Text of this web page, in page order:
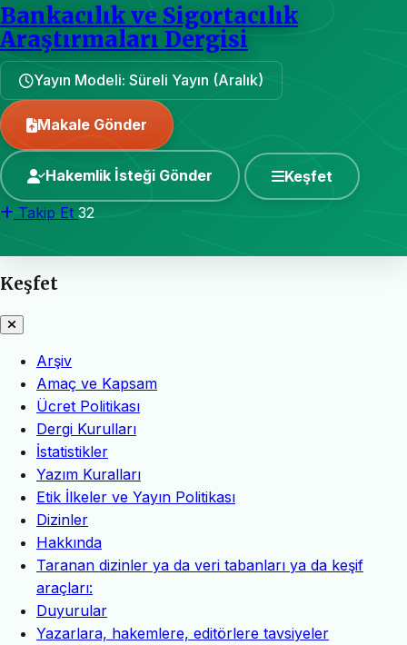
Bankacılık ve Sigortacılık
Araştırmaları Dergisi
Yayın Modeli: Süreli Yayın (Aralık)
Makale Gönder
Hakemlik İsteği Gönder Keşfet
Takip Et 32
Keşfet
Arşiv
Amaç ve Kapsam
Ücret Politikası
Dergi Kurulları
İstatistikler
Yazım Kuralları
Etik İlkeler ve Yayın Politikası
Dizinler
Hakkında
Taranan dizinler ya da veri tabanları ya da keşif
araçları:
Duyurular
Yazarlara, hakemlere, editörlere tavsiyeler